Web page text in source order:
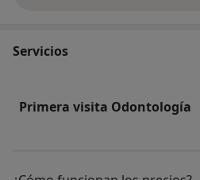
Servicios
Primera visita Odontología